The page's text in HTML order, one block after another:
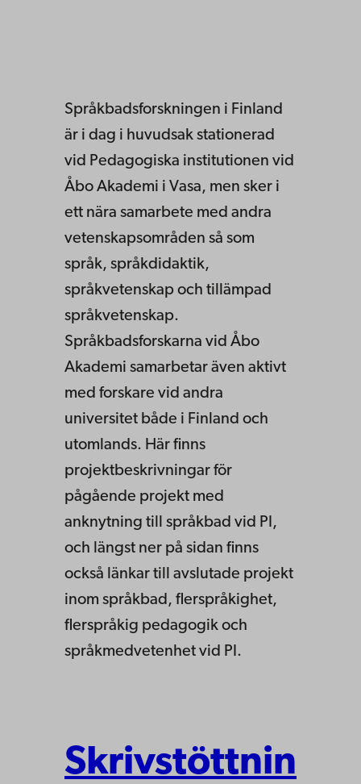
Språkbadsforskningen i Finland
är i dag i huvudsak stationerad
vid Pedagogiska institutionen vid
Åbo Akademi i Vasa, men sker i
ett nära samarbete med andra
vetenskapsområden så som
språk, språkdidaktik,
språkvetenskap och tillämpad
språkvetenskap.
Språkbadsforskarna vid Åbo
Akademi samarbetar även aktivt
med forskare vid andra
universitet både i Finland och
utomlands. Här finns
projektbeskrivningar för
pågående projekt med
anknytning till språkbad vid PI,
och längst ner på sidan finns
också länkar till avslutade projekt
inom språkbad, flerspråkighet,
flerspråkig pedagogik och
språkmedvetenhet vid PI.
Skrivstöttnin